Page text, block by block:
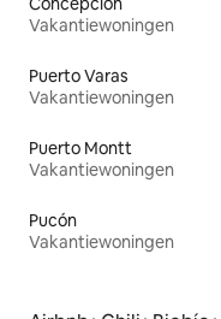
Vakantiewoningen
Puerto Varas
Vakantiewoningen
Puerto Montt
Vakantiewoningen
Pucón
Vakantiewoningen